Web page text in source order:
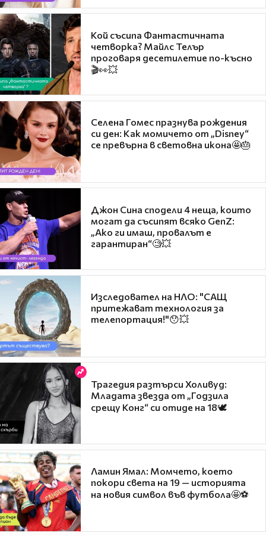
Кой съсипа Фантастичната
четворка? Майлс Телър
проговаря десетилетие по-късно
🎬👀💥
Селена Гомес празнува рождения
си ден: Как момичето от „Disney“
се превърна в световна икона🤩🎂
Джон Сина сподели 4 неща, които
могат да съсипят всяко GenZ:
„Ако ги имаш, провалът е
гарантиран“🧐💥
Изследовател на НЛО: "САЩ
притежават технология за
телепортация!"😯💥
Трагедия разтърси Холивуд:
Младата звезда от „Годзила
срещу Конг“ си отиде на 18🕊️
Ламин Ямал: Момчето, което
покори света на 19 — историята
на новия символ във футбола🤩⚽